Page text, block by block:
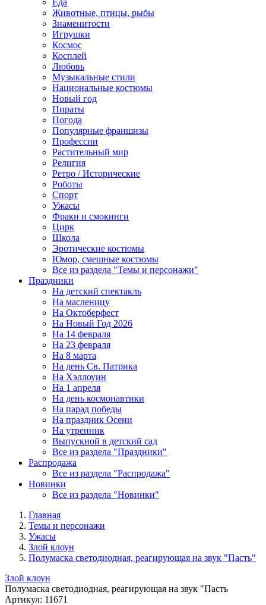
Еда
Животные, птицы, рыбы
Знаменитости
Игрушки
Космос
Косплей
Любовь
Музыкальные стили
Национальные костюмы
Новый год
Пираты
Погода
Популярные франшизы
Профессии
Растительный мир
Религия
Ретро / Исторические
Роботы
Спорт
Ужасы
Фраки и смокинги
Цирк
Школа
Эротические костюмы
Юмор, смешные костюмы
Все из раздела "Темы и персонажи"
Праздники
На детский спектакль
На масленицу
На Октоберфест
На Новый Год 2026
На 14 февраля
На 23 февраля
На 8 марта
На день Св. Патрика
На Хэллоуин
На 1 апреля
На день космонавтики
На парад победы
На праздник Осени
На утренник
Выпускной в детский сад
Все из раздела "Праздники"
Распродажа
Все из раздела "Распродажа"
Новинки
Все из раздела "Новинки"
Главная
Темы и персонажи
Ужасы
Злой клоун
Полумаска светодиодная, реагирующая на звук "Пасть"
Злой клоун
Полумаска светодиодная, реагирующая на звук "Пасть
Артикул: 11671